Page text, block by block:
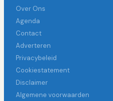
Over Ons
Agenda
Contact
Adverteren
Privacybeleid
Cookiestatement
Disclaimer
Algemene voorwaarden